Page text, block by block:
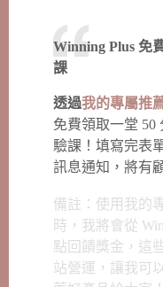
Winning Plus 免
課
透過我的專屬推
免費領取一堂 50
驗課！填寫完表
訊息通知，將有
備註：使用我的
時，我將會從
點回饋獎金，這
站營運，讓我可